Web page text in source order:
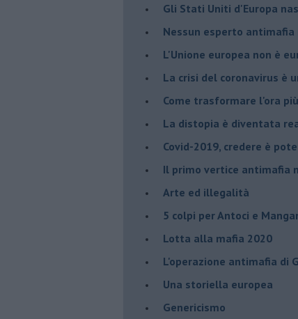
Gli Stati Uniti d'Europa
Nessun esperto
L'Unione europea non è
La crisi del coronavirus è
Come trasformare l'ora
​La distopia è diventata
Covid-2019, credere è
Il primo vertice antimafia
Arte ed illegalità
​5 colpi per Antoci e
Lotta alla mafia 2020
L'operazione antimafia di
Una storiella europea
Genericismo